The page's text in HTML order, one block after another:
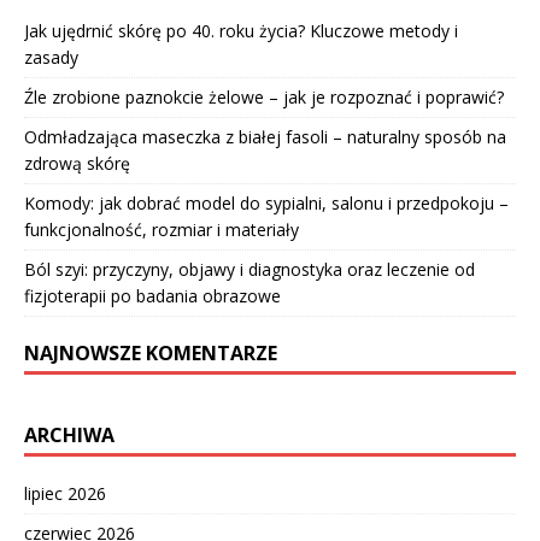
Jak ujędrnić skórę po 40. roku życia? Kluczowe metody i
zasady
Źle zrobione paznokcie żelowe – jak je rozpoznać i poprawić?
Odmładzająca maseczka z białej fasoli – naturalny sposób na
zdrową skórę
Komody: jak dobrać model do sypialni, salonu i przedpokoju –
funkcjonalność, rozmiar i materiały
Ból szyi: przyczyny, objawy i diagnostyka oraz leczenie od
fizjoterapii po badania obrazowe
NAJNOWSZE KOMENTARZE
ARCHIWA
lipiec 2026
czerwiec 2026